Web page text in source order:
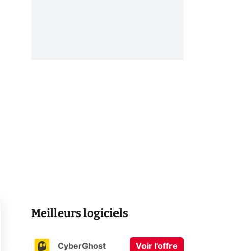
Meilleurs logiciels
CyberGhost Voir l'offre